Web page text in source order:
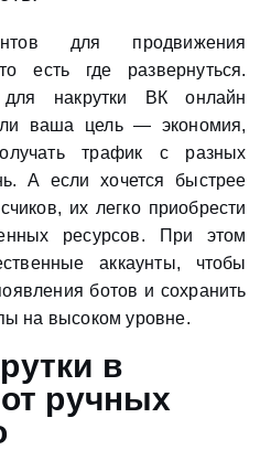
для продвижения
есть где развернуться.
накрутки ВК онлайн
ваша цель — экономия,
трафик с разных
А если хочется быстрее
их легко приобрести
ресурсов. При этом
аккаунты, чтобы
ботов и сохранить
на высоком уровне.
в
ручных